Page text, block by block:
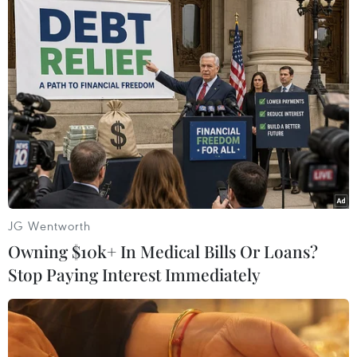
Tp. Hồ Chí Minh
Australia
Theo dõi VietnamPlus
TIN LIÊN QUAN
JG Wentworth
Owning $10k+ In Medical Bills Or Loans?
Stop Paying Interest Immediately